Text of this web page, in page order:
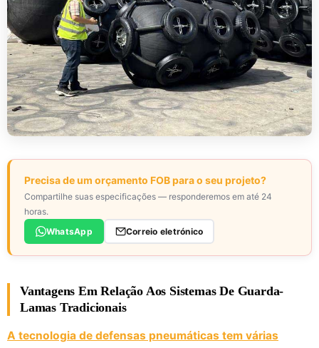
Precisa de um orçamento FOB para o seu projeto?
Compartilhe suas especificações — responderemos em até 24
horas.
WhatsApp
Correio eletrónico
Vantagens Em Relação Aos Sistemas De Guarda-
Lamas Tradicionais
A tecnologia de defensas pneumáticas tem várias